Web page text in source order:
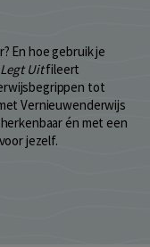
En hoe gebruik je
Uitfileert
tot
Vernieuwenderwijs
én met een
jezelf.